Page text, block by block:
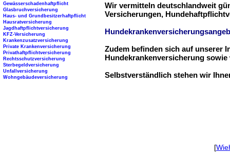
Wir vermitteln deutschlandweit
Versicherungen,
Zudem befinden sich auf unserer
Hundekrankenversicherung
Selbstverständlich stehen wir
Gewässerschadenhaftpflicht
Glasbruchversicherung
Haus- und Grundbesitzerhaftpflicht
Hausratversicherung
Jagdhaftpflichtversicherung
KFZ-Versicherung
Krankenzusatzversicherung
Private Krankenversicherung
Privathaftpflichtversicherung
Rechtsschutzversicherung
Sterbegeldversicherung
Unfallversicherung
Wohngebäudeversicherung
[